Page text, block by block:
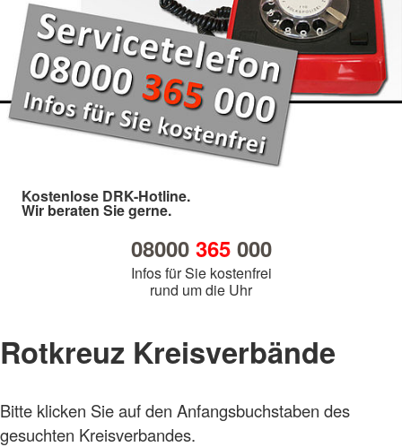
Kostenlose DRK-Hotline.
Wir beraten Sie gerne.
08000 365000
Infos für Sie kostenfrei
rund um die Uhr
Rotkreuz Kreisverbände
Bitte klicken Sie auf den Anfangsbuchstaben des
gesuchten Kreisverbandes.